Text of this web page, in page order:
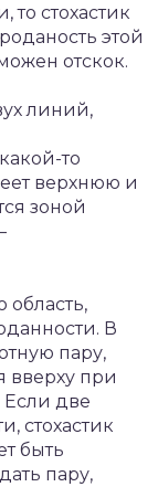
то стохастик
этой
отскок.
линий,
то
верхнюю и
зоной
В
пару,
вверху при
Если две
стохастик
быть
пару,